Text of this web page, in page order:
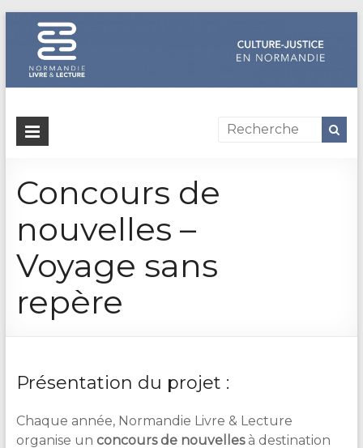
Dispositif
justice
en
Normandie
Un
de
Lecture
Concours de
nouvelles –
Voyage sans
repère
Présentation du projet :
Chaque année, Normandie Livre & Lecture
organise un concours de nouvellesà destination